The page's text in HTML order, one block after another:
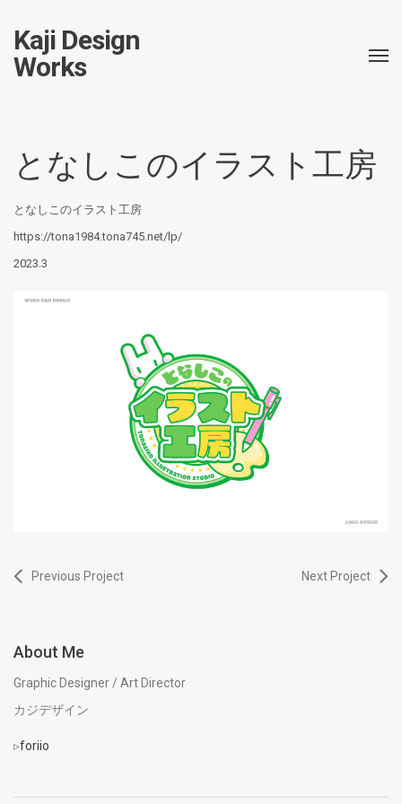
Kaji Design
Works
となしこのイラスト工房
となしこのイラスト工房
https://tona1984.tona745.net/lp/
2023.3
Previous Project Next Project
About Me
Graphic Designer / Art Director
カジデザイン
▹foriio